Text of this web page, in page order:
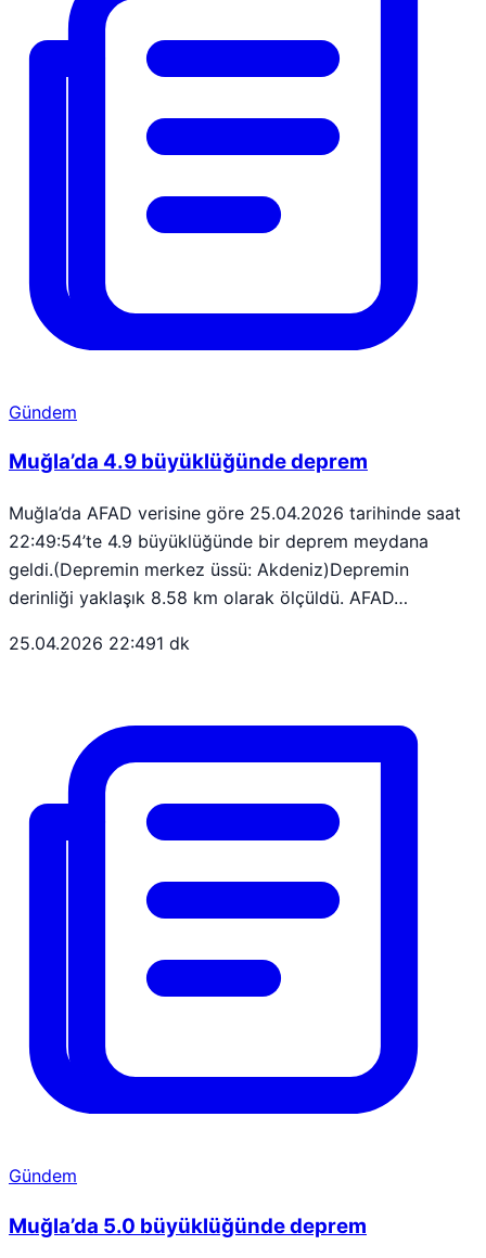
Gündem
Muğla’da 4.9 büyüklüğünde deprem
Muğla’da AFAD verisine göre 25.04.2026 tarihinde saat
22:49:54’te 4.9 büyüklüğünde bir deprem meydana
geldi.(Depremin merkez üssü: Akdeniz)Depremin
derinliği yaklaşık 8.58 km olarak ölçüldü. AFAD…
25.04.2026 22:491 dk
Gündem
Muğla’da 5.0 büyüklüğünde deprem